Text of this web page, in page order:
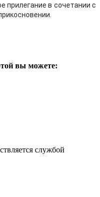
прилегание в сочетании с
вы можете:
службой